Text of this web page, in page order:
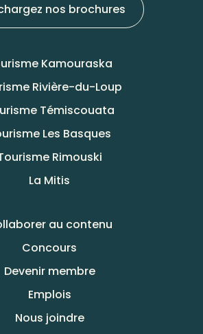
nos brochures
Kamouraska
Rivière-du-Loup
Témiscouata
Les Basques
Rimouski
La Mitis
au contenu
Concours
Devenir membre
Emplois
Nous joindre